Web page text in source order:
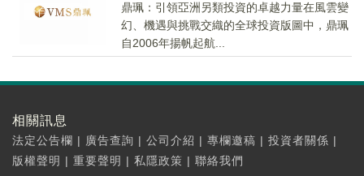
鼎珮：引領亞洲另類投資的卓越力量在風雲變
幻、機遇與挑戰交織的全球投資版圖中，鼎珮
自2006年揚帆起航...
相關訊息
法定公告欄 | 廣告查詢 | 公司介紹 | 專欄邀稿 | 投資者關係 |
版權聲明 | 重要聲明 | 私隱政策 | 聯絡我們